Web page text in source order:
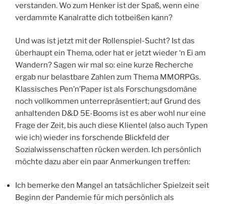
verstanden. Wo zum Henker ist der Spaß, wenn eine
verdammte Kanalratte dich totbeißen kann?
Und was ist jetzt mit der Rollenspiel-Sucht? Ist das
überhaupt ein Thema, oder hat er jetzt wieder ‘n Ei am
Wandern? Sagen wir mal so: eine kurze Recherche
ergab nur belastbare Zahlen zum Thema MMORPGs.
Klassisches Pen’n’Paper ist als Forschungsdomäne
noch vollkommen unterrepräsentiert; auf Grund des
anhaltenden D&D 5E-Booms ist es aber wohl nur eine
Frage der Zeit, bis auch diese Klientel (also auch Typen
wie ich) wieder ins forschende Blickfeld der
Sozialwissenschaften rücken werden. Ich persönlich
möchte dazu aber ein paar Anmerkungen treffen:
Ich bemerke den Mangel an tatsächlicher Spielzeit seit
Beginn der Pandemie für mich persönlich als